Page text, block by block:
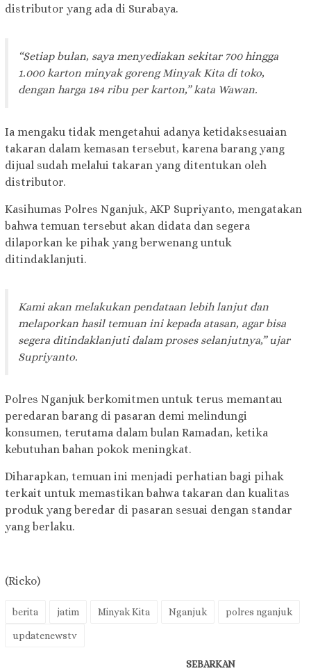
distributor yang ada di Surabaya.
“Setiap bulan, saya menyediakan sekitar 700 hingga
1.000 karton minyak gorengMinyak Kita di toko,
dengan harga 184 ribu per karton,” kata Wawan.
Ia mengaku tidak mengetahui adanya ketidaksesuaian
takaran dalam kemasan tersebut, karena barang yang
dijual sudah melalui takaran yang ditentukan oleh
distributor.
Kasihumas Polres Nganjuk, AKP Supriyanto, mengatakan
bahwa temuan tersebut akan didata dan segera
dilaporkan ke pihak yang berwenang untuk
ditindaklanjuti.
Kami akan melakukan pendataan lebih lanjut dan
melaporkan hasil temuan ini kepada atasan, agar bisa
segera ditindaklanjuti dalam proses selanjutnya,” ujar
Supriyanto.
Polres Nganjuk berkomitmen untuk terus memantau
peredaran barang di pasaran demi melindungi
konsumen, terutama dalam bulan Ramadan, ketika
kebutuhan bahan pokok meningkat.
Diharapkan, temuan ini menjadi perhatian bagi pihak
terkait untuk memastikan bahwa takaran dan kualitas
produk yang beredar di pasaran sesuai dengan standar
yang berlaku.
(Ricko)
berita jatim Minyak Kita Nganjuk polres nganjuk
updatenewstv
SEBARKAN